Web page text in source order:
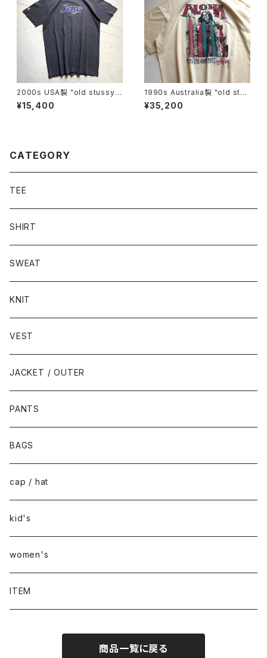
2000s USA製 "old stussy"
S/S T-shirt
¥15,400
1990s Australia製 "old stus
sy" S/S T-shirt
¥35,200
CATEGORY
TEE
SHIRT
SWEAT
KNIT
VEST
JACKET / OUTER
PANTS
BAGS
cap / hat
kid's
women's
ITEM
商品一覧に戻る